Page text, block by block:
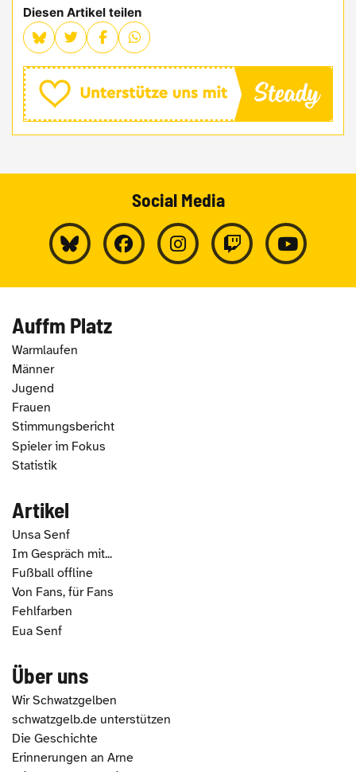
Diesen Artikel teilen
Social Media
Auffm Platz
Warmlaufen
Männer
Jugend
Frauen
Stimmungsbericht
Spieler im Fokus
Statistik
Artikel
Unsa Senf
Im Gespräch mit...
Fußball offline
Von Fans, für Fans
Fehlfarben
Eua Senf
Über uns
Wir Schwatzgelben
schwatzgelb.de unterstützen
Die Geschichte
Erinnerungen an Arne